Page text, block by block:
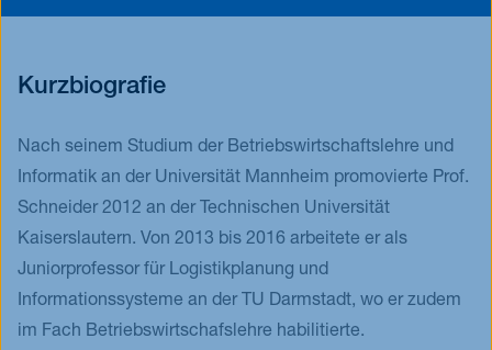
Kurzbiografie
Nach seinem Studium der Betriebswirtschaftslehre und
Informatik an der Universität Mannheim promovierte Prof.
Schneider 2012 an der Technischen Universität
Kaiserslautern. Von 2013 bis 2016 arbeitete er als
Juniorprofessor für Logistikplanung und
Informationssysteme an der TU Darmstadt, wo er zudem
im Fach Betriebswirtschafslehre habilitierte.